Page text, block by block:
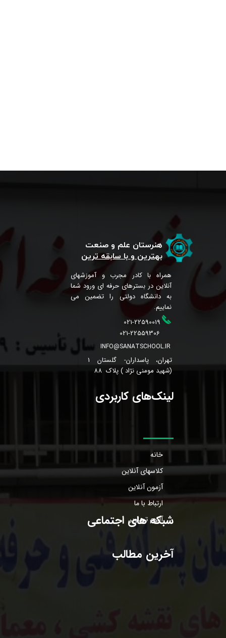
هنرستان علم و صنعت
بهترین و با سابقه ترین
همراه با کادر مجرب و آموزشهای
آنلاین در بسترهای حرفه ای ورود شما
به دانشگاه دولتی را تضمین می
نماییم.
021-22559306
INFO@SANATSCHOOL.IR
تهران، پاسداران- گلستان 1
(شهید مومنی نژاد ) پلاک 88
021-22590019
لینک‌های کاربردی
خانه
کلاسهای آنلاین
آزمون آنلاین
ارتباط با ما
آلبوم تصاویر
آخرین مطالب
شبکه های اجتماعی